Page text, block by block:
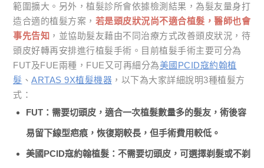
範圍擴大。另外，植髮診所會依據檢測結果，為髮友量身打
造合適的植髮方案， 若是頭皮狀況尚不適合植髮，醫師也會
事先告知 ，並協助髮友藉由不同治療方式改善頭皮狀況，待
頭皮好轉再安排進行植髮手術。目前植髮手術主要可分為
FUT及FUE兩種，FUE又可再細分為美國PCID寇約翰植
髮 、 ARTAS 9X植髮機器 ，以下為大家詳細說明3種植髮方
式：
FUT：需要切頭皮，適合一次植髮數量多的髮友，術後容
易留下線型疤痕，恢復期較長，但手術費用較低。
美國PCID寇約翰植髮：不需要切頭皮，可選擇剃髮或不剃